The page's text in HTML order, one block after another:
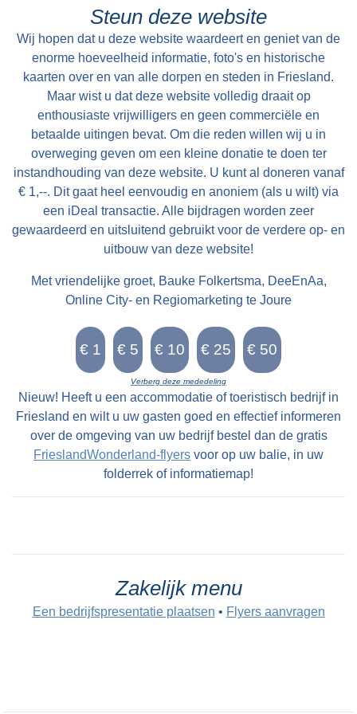
en kan alsdan vry van Huuringe door den Koper
worden aangevaard.
Steun deze website
Wij hopen dat u deze website waardeert en geniet van de
enorme hoeveelheid informatie, foto's en historische
kaarten over en van alle dorpen en steden in Friesland.
Maar wist u dat deze website volledig draait op
enthousiaste vrijwilligers en geen commerciële en
betaalde uitingen bevat. Om die reden willen wij u in
overweging geven om een kleine donatie te doen ter
instandhouding van deze website. U kunt al doneren vanaf
€ 1,--. Dit gaat heel eenvoudig en anoniem (als u wilt) via
een iDeal transactie. Alle bijdragen worden zeer
gewaardeerd en uitsluitend gebruikt voor de verdere op- en
uitbouw van deze website!
Met vriendelijke groet, Bauke Folkertsma, DeeEnAa,
Online City- en Regiomarketing te Joure
Verberg deze mededeling
Nieuw! Heeft u een accommodatie of toeristisch bedrijf in
Friesland en wilt u uw gasten goed en effectief informeren
over de omgeving van uw bedrijf bestel dan de gratis
FrieslandWonderland-flyers voor op uw balie, in uw
folderrek of informatiemap!
Zakelijk menu
Een bedrijfspresentatie plaatsen • Flyers aanvragen